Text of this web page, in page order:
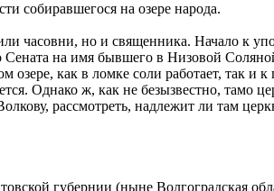
собиравшегося на озере народа.
часовни, но и священника. Начало к
на имя бывшего в Низовой
как в ломке соли работает, так и к
Однако ж, как не безызвестно, тамо
рассмотреть, надлежит ли там
губернии (ныне Волгоградская